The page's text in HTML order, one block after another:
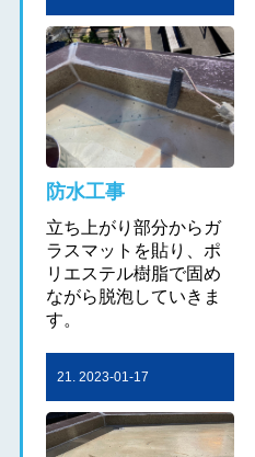
防水工事
立ち上がり部分からガ
ラスマットを貼り、ポ
リエステル樹脂で固め
ながら脱泡していきま
す。
21. 2023-01-17